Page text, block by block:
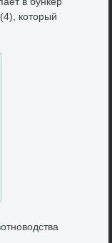
котοрый